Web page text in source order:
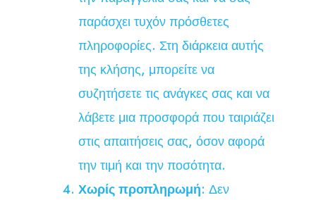
παράσχει τυχόν πρόσθετες
πληροφορίες. Στη διάρκεια αυτής
της κλήσης, μπορείτε να
συζητήσετε τις ανάγκες σας και να
λάβετε μια προσφορά που ταιριάζει
στις απαιτήσεις σας, όσον αφορά
την τιμή και την ποσότητα.
Χωρίς προπληρωμή: Δεν